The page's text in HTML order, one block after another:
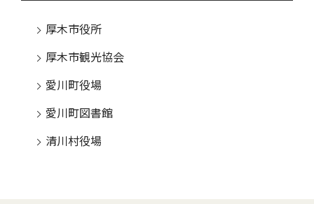
厚木市役所
厚木市観光協会
愛川町役場
愛川町図書館
清川村役場